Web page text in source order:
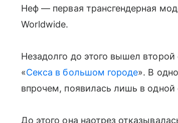
Неф — первая трансгендерная
Worldwide.
Незадолго до этого вышел второй
«Секса в большом городе». В
впрочем, появилась лишь в одной
До этого она наотрез